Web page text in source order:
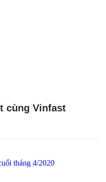
cùng Vinfast